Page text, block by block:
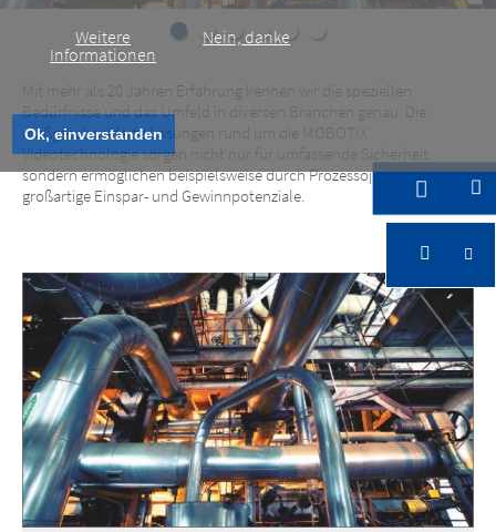
Weitere
Informationen
Nein, danke
Ok, einverstanden
Intelligente Videotechnologie schützt Ihren
Betrieb und verbessert Ihre Prozesse
Industrie & Produktion
Intelligente Videotechnologie schützt Ihren
Betrieb und verbessert Ihre Prozesse
Mit mehr als 20 Jahren Erfahrung kennen wir die speziellen
Bedürfnisse und das Umfeld in diversen Branchen genau. Die
maßgeschneiderte Lösungen rund um die MOBOTIX
Videotechnologie sorgen nicht nur für umfassende Sicherheit,
sondern ermöglichen beispielsweise durch Prozessoptimierungen
großartige Einspar- und Gewinnpotenziale.